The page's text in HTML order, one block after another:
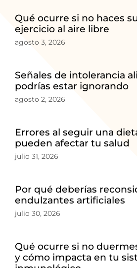
Qué ocurre si no haces
ejercicio al aire libre
agosto 3, 2026
Señales de intolerancia
podrías estar ignorando
agosto 2, 2026
Errores al seguir una
pueden afectar tu salud
julio 31, 2026
Por qué deberías
endulzantes artificiales
julio 30, 2026
Qué ocurre si no
y cómo impacta en tu